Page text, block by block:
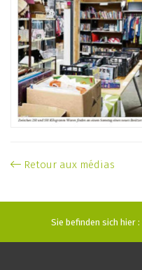
Retour aux médias
Sie befinden sich hier :